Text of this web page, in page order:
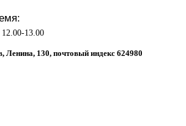
13.00
Ленина, 130, почтовый индекс 624980